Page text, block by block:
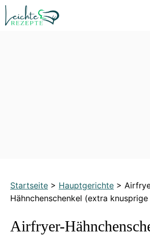
Zum
Inhalt
Startseite > Hauptgerichte >
Hähnchenschenkel (extra knusprige
Airfryer-